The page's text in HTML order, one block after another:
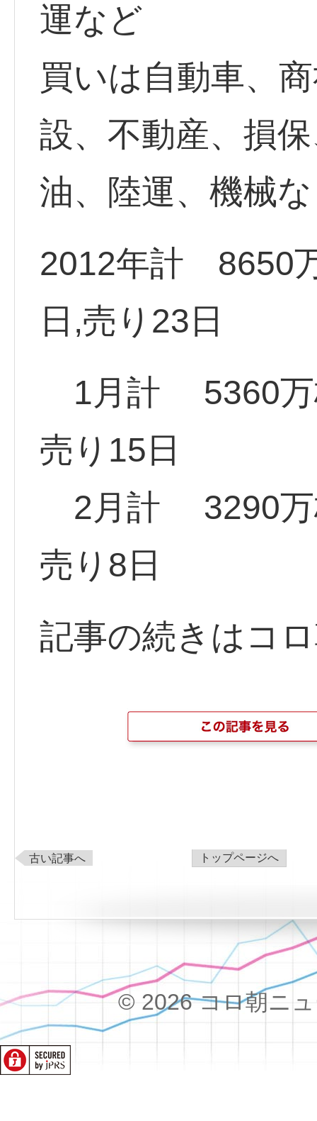
運など
買いは自動車、
設、不動産、損
油、陸運、機械
2012年計 8650
日,売り23日
1月計 5360万
売り15日
2月計 3290万
売り8日
記事の続きはコ
古い記事へ トップページへ
© 2026 コロ朝ニ